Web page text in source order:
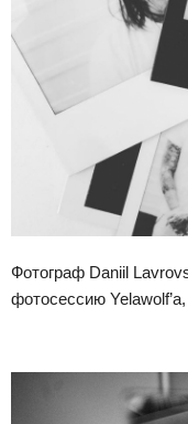
Фотограф Daniil
фотосессию